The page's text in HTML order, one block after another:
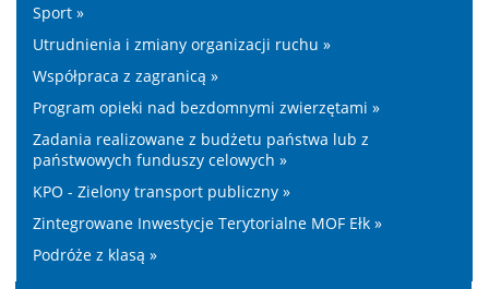
Sport »
Utrudnienia i zmiany organizacji ruchu »
Współpraca z zagranicą »
Program opieki nad bezdomnymi zwierzętami »
Zadania realizowane z budżetu państwa lub z
państwowych funduszy celowych »
KPO - Zielony transport publiczny »
Zintegrowane Inwestycje Terytorialne MOF Ełk »
Podróże z klasą »